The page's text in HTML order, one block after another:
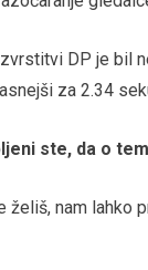
DP je bil
za 2.34
ste, da o
želiš, nam lahko